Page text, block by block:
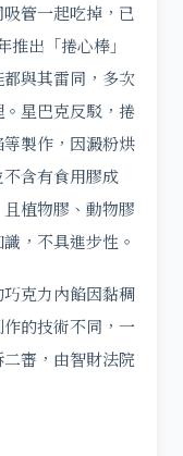
管一起吃掉，已
出「捲心棒」
與其雷同，多次
星巴克反駁，捲
製作，因澱粉烘
含有食用膠成
植物膠、動物膠
，不具進步性。
克力內餡因黏稠
的技術不同，一
審，由智財法院